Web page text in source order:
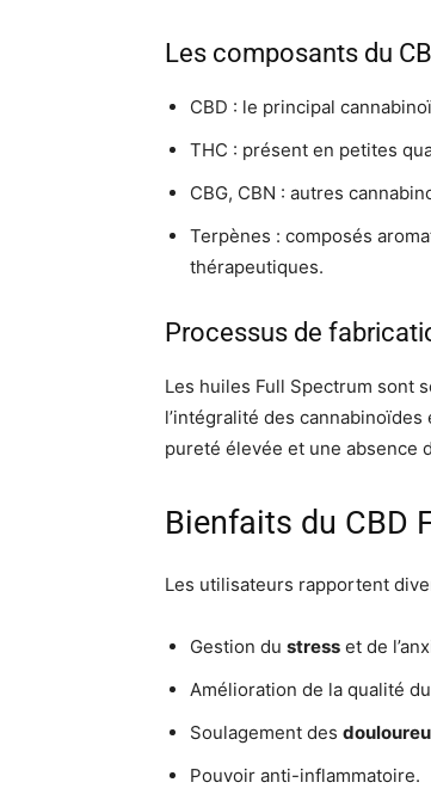
Les composants du
CBD : le principal
THC : présent en petites
CBG, CBN : autres
Terpènes : composés
thérapeutiques.
Processus de
Les huiles Full Spectrum sont
l’intégralité des
pureté élevée et une absence
Bienfaits du CBD
Les utilisateurs rapportent
Gestion du stress et de
Amélioration de la qualité du
Soulagement des
Pouvoir anti-inflammatoire.